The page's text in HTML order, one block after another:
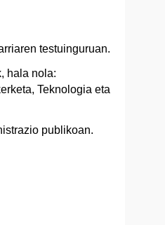
testuinguruan.
hala nola:
Teknologia eta
publikoan.